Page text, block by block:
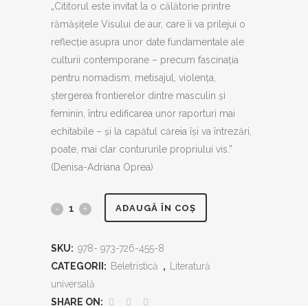
„Cititorul este invitat la o călătorie printre
rămăşiţele Visului de aur, care îi va prilejui o
reflecţie asupra unor date fundamentale ale
culturii contemporane – precum fascinaţia
pentru nomadism, metisajul, violenţa,
ştergerea frontierelor dintre masculin şi
feminin, întru edificarea unor raporturi mai
echitabile – şi la capătul căreia îşi va întrezări,
poate, mai clar contururile propriului vis.”
(Denisa-Adriana Oprea)
Volkswagen
de
ADAUGĂ ÎN COȘ
SKU: 978- 973-726-455-8
CATEGORII: Beletristică ,
Literatură
universală
SHARE ON: